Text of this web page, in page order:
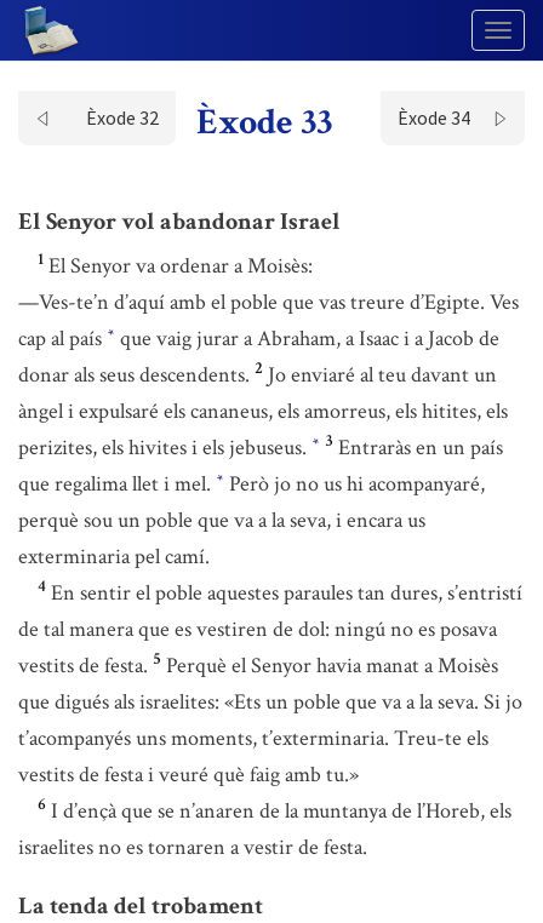
Èxode 32 Èxode 33 Èxode 34
El Senyor vol abandonar Israel
1 El Senyor va ordenar a Moisès:
—Ves-te’n d’aquí amb el poble que vas treure d’Egipte. Ves
cap al país * que vaig jurar a Abraham, a Isaac i a Jacob de
donar als seus descendents. 2 Jo enviaré al teu davant un
àngel i expulsaré els cananeus, els amorreus, els hitites, els
perizites, els hivites i els jebuseus. * 3 Entraràs en un país
que regalima llet i mel. * Però jo no us hi acompanyaré,
perquè sou un poble que va a la seva, i encara us
exterminaria pel camí.
4 En sentir el poble aquestes paraules tan dures, s’entristí
de tal manera que es vestiren de dol: ningú no es posava
vestits de festa. 5 Perquè el Senyor havia manat a Moisès
que digués als israelites: «Ets un poble que va a la seva. Si jo
t’acompanyés uns moments, t’exterminaria. Treu-te els
vestits de festa i veuré què faig amb tu.»
6 I d’ençà que se n’anaren de la muntanya de l’Horeb, els
israelites no es tornaren a vestir de festa.
La tenda del trobament